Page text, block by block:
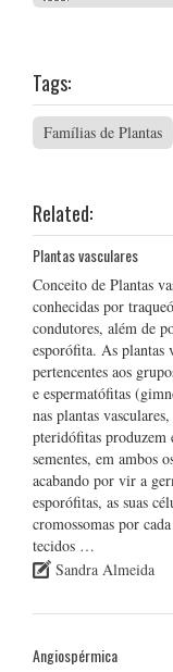
Tags:
Famílias de Plantas
Related:
Plantas vasculares
Conceito de Plantas
conhecidas por
condutores, além de
esporófita. As plantas
pertencentes aos
e espermatófitas
nas plantas
pteridófitas produzem
sementes, em ambos
acabando por vir a
esporófitas, as suas
cromossomas por
tecidos …
Sandra Almeida
Angiospérmica